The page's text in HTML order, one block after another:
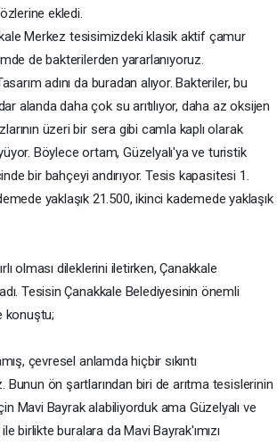
ekledi.
Merkez tesisimizdeki klasik aktif çamur
de bakterilerden yararlanıyoruz.
adını da buradan alıyor. Bakteriler, bu
alanda daha çok su arıtılıyor, daha az oksijen
üzeri bir sera gibi camla kaplı olarak
Böylece ortam, Güzelyalı'ya ve turistik
bir bahçeyi andırıyor. Tesis kapasitesi 1.
yaklaşık 21.500, ikinci kademede yaklaşık
olması dileklerini iletirken, Çanakkale
Tesisin Çanakkale Belediyesinin önemli
konuştu;
çevresel anlamda hiçbir sıkıntı
ön şartlarından biri de arıtma tesislerinin
Mavi Bayrak alabiliyorduk ama Güzelyalı ve
birlikte buralara da Mavi Bayrak'ımızı